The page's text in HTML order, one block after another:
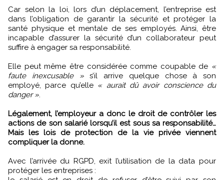
Car selon la loi, lors d’un déplacement, l’entreprise est
dans l’obligation de garantir la sécurité et protéger la
santé physique et mentale de ses employés. Ainsi, être
incapable d’assurer la sécurité d’un collaborateur peut
suffire à engager sa responsabilité.
Elle peut même être considérée comme coupable de «
faute inexcusable »s’il arrive quelque chose à son
employé, parce qu’elle « aurait dû avoir conscience du
danger ».
Légalement, l’employeur a donc le droit de contrôler les
actions de son salarié lorsqu’il est sous sa responsabilité…
Mais les lois de protection de la vie privée viennent
compliquer la donne.
Avec l’arrivée du RGPD, exit l’utilisation de la data pour
protéger les entreprises :